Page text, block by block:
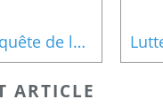
Approfondir : Un enquête de la DARES sur les grèves en France
ARTICLE